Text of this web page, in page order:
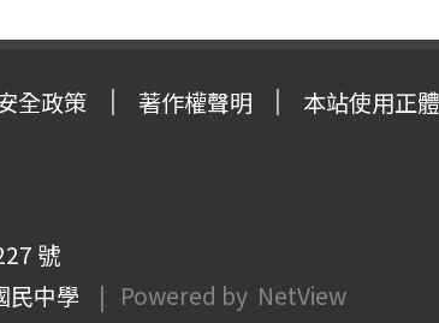
全政策 著作權聲明 本站使用正
號
民中學 | Powered by NetView